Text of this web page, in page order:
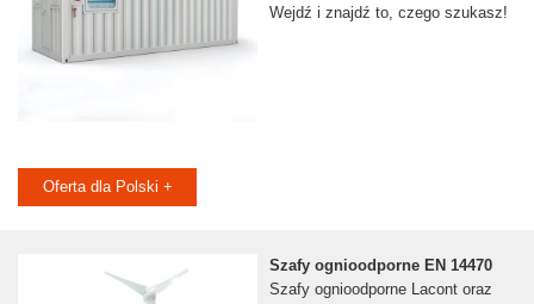
Wejdź i znajdź to, czego szukasz!
Oferta dla Polski +
Szafy ognioodporne EN 14470
Szafy ognioodporne Lacont oraz